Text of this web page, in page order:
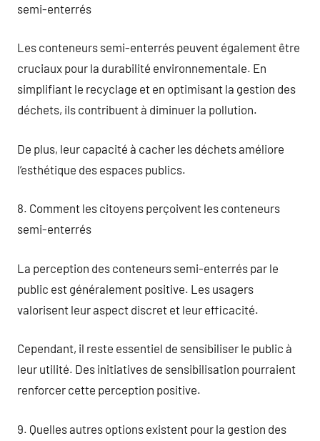
semi-enterrés
Les conteneurs semi-enterrés peuvent également être
cruciaux pour la durabilité environnementale. En
simplifiant le recyclage et en optimisant la gestion des
déchets, ils contribuent à diminuer la pollution.
De plus, leur capacité à cacher les déchets améliore
l’esthétique des espaces publics.
8. Comment les citoyens perçoivent les conteneurs
semi-enterrés
La perception des conteneurs semi-enterrés par le
public est généralement positive. Les usagers
valorisent leur aspect discret et leur efficacité.
Cependant, il reste essentiel de sensibiliser le public à
leur utilité. Des initiatives de sensibilisation pourraient
renforcer cette perception positive.
9. Quelles autres options existent pour la gestion des